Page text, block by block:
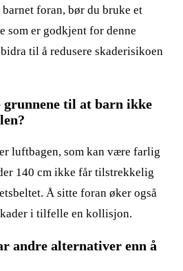
foran, bør du bruke et
som er godkjent for denne
til å redusere skaderisikoen
grunnene til at barn ikke
luftbagen, som kan være farlig
140 cm ikke får tilstrekkelig
Å sitte foran øker også
i tilfelle en kollisjon.
andre alternativer enn å